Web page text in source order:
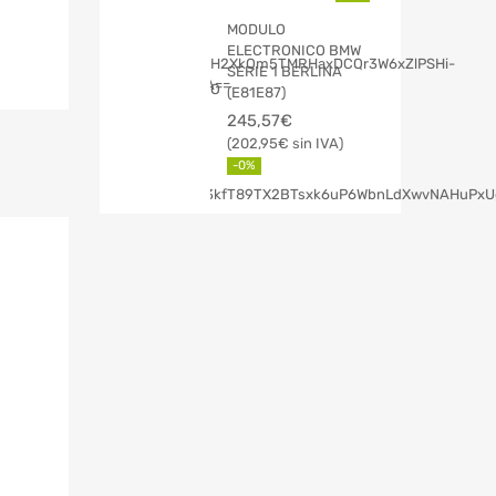
MODULO
ELECTRONICO BMW
SERIE 1 BERLINA
(E81E87)
245,57€
202,95€
-0%